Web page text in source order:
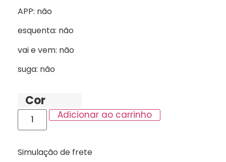
APP: não
esquenta: não
vai e vem: não
suga: não
Cor
Adicionar ao carrinho
Simulação de frete